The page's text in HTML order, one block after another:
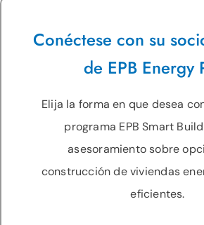
Conéctese con su
de EPB Energy
Elija la forma en que desea
programa EPB Smart
asesoramiento sobre
construcción de viviendas
eficientes.